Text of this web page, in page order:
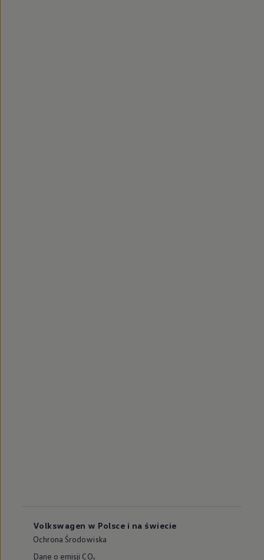
Volkswagen w Polsce i na świecie
Ochrona Środowiska
Dane o emisji CO₂